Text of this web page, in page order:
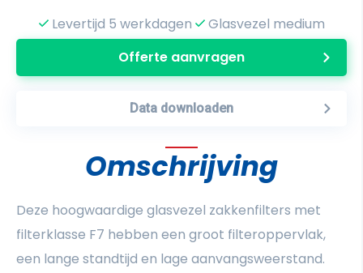
Levertijd 5 werkdagen
Glasvezel medium
Offerte aanvragen
Data downloaden
Omschrijving
Deze hoogwaardige glasvezel zakkenfilters met
filterklasse F7 hebben een groot filteroppervlak,
een lange standtijd en lage aanvangsweerstand.